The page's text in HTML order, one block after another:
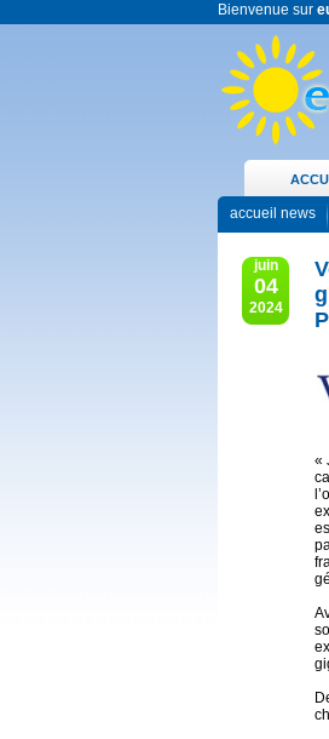
Bienvenue sur
accueil news
juin
04
2024
«